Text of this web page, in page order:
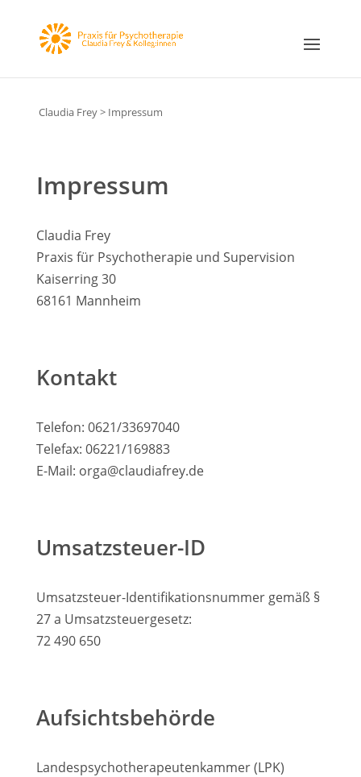
Claudia Frey> Impressum
Impressum
Claudia Frey
Praxis für Psychotherapie und Supervision
Kaiserring 30
68161 Mannheim
Kontakt
Telefon: 0621/33697040
Telefax: 06221/169883
E-Mail: orga@claudiafrey.de
Umsatzsteuer-ID
Umsatzsteuer-Identifikationsnummer gemäß §
27 a Umsatzsteuergesetz:
72 490 650
Aufsichtsbehörde
Landespsychotherapeutenkammer (LPK)